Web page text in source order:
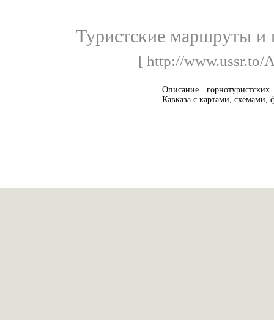
Туристские маршруты и
[ http://www.ussr.to/
Описание
Кавказа с картами, схемами,